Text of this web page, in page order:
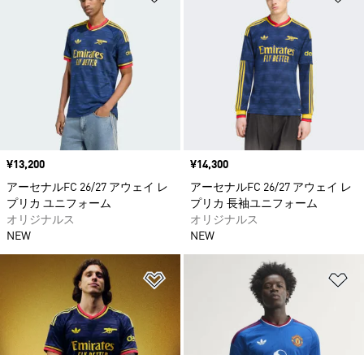
価格
¥13,200
アーセナルFC 26/27 アウェイ レ
プリカ ユニフォーム
オリジナルス
NEW
価格
¥14,300
アーセナルFC 26/27 アウェイ レ
プリカ 長袖ユニフォーム
オリジナルス
NEW
ほしいものリストに追加